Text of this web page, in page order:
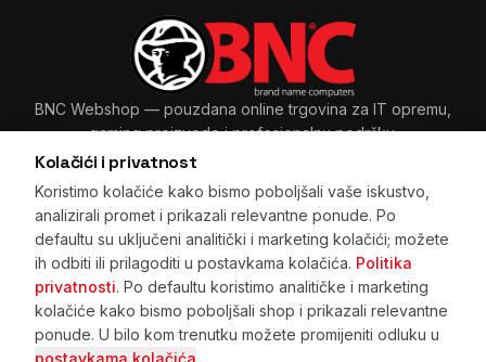
Kolačići i privatnost
Koristimo kolačiće kako bismo poboljšali vaše iskustvo,
analizirali promet i prikazali relevantne ponude. Po
defaultu su uključeni analitički i marketing kolačići; možete
ih odbiti ili prilagoditi u postavkama kolačića. Politika
privatnosti. Po defaultu koristimo analitičke i marketing
kolačiće kako bismo poboljšali shop i prikazali relevantne
ponude. U bilo kom trenutku možete promijeniti odluku u
postavkama kolačića
BNC Webshop — pouzdana online trgovina za IT opremu,
gaming proizvode i profesionalnu podršku.
Sarajevo, BiH
+387 33 265 465 · +387 61 89 11 48
prodaja@bnc.ba
Početna · Pretraga · Korpa · Kupovina na rate · Prijava